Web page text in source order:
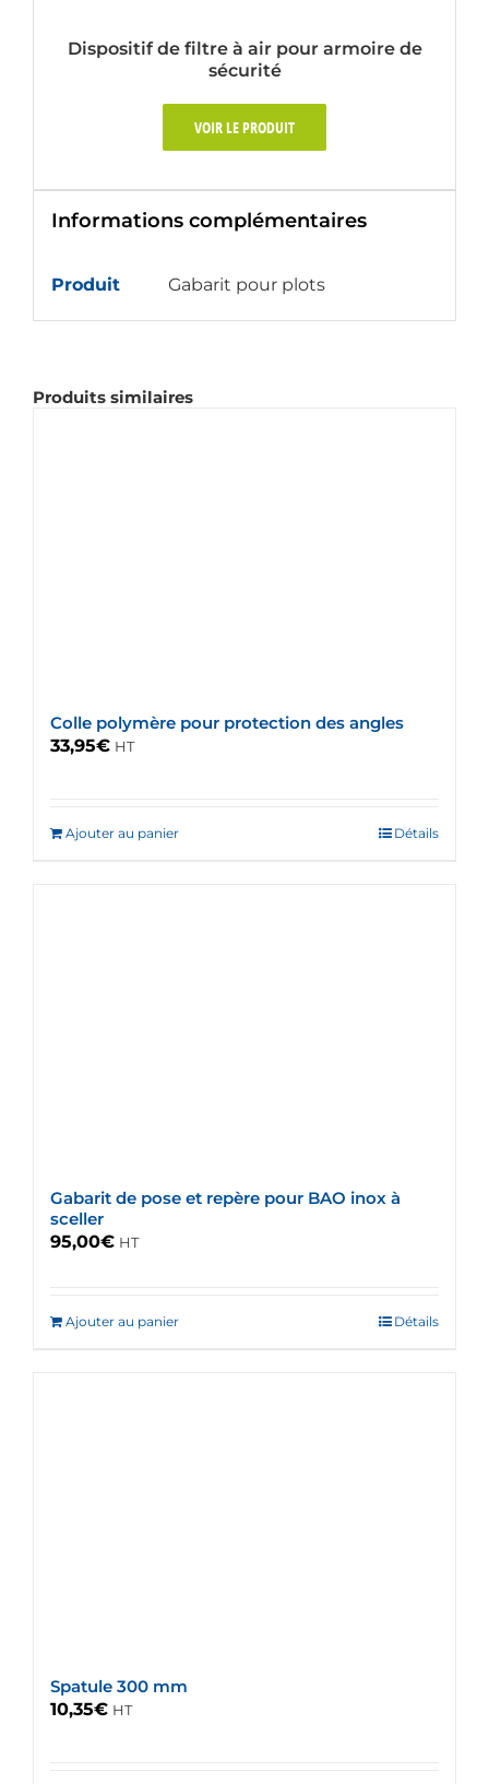
Dispositif de filtre à air pour armoire de
sécurité
VOIR LE PRODUIT
Informations complémentaires
Produit Gabarit pour plots
Produits similaires
Colle polymère pour protection des angles
33,95€ HT
Ajouter au panier Détails
Gabarit de pose et repère pour BAO inox à
sceller
95,00€ HT
Ajouter au panier Détails
Spatule 300 mm
10,35€ HT